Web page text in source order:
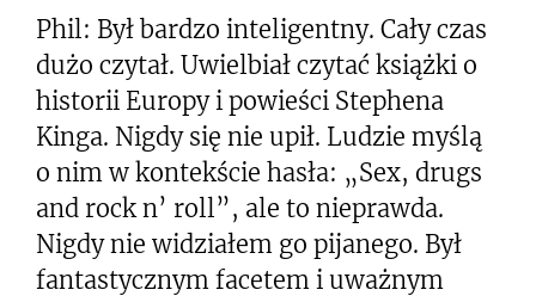
Phil: Był bardzo inteligentny. Cały czas
dużo czytał. Uwielbiał czytać książki o
historii Europy i powieści Stephena
Kinga. Nigdy się nie upił. Ludzie myślą
o nim w kontekście hasła: „Sex, drugs
and rock n’ roll”, ale to nieprawda.
Nigdy nie widziałem go pijanego. Był
fantastycznym facetem i uważnym